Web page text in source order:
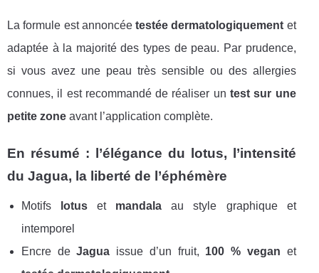
La formule est annoncéetestée dermatologiquement et
adaptée à la majorité des types de peau. Par prudence,
si vous avez une peau très sensible ou des allergies
connues, il est recommandé de réaliser untest sur une
petite zone avant l’application complète.
En résumé : l’élégance du lotus, l’intensité
du Jagua, la liberté de l’éphémère
Motifs lotus et mandala au style graphique et
intemporel
Encre deJagua issue d’un fruit, 100 % vegan et